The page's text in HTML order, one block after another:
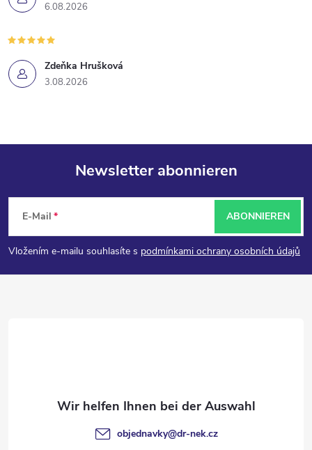
6.08.2026
Zdeňka Hrušková
3.08.2026
F
u
ß
Newsletter abonnieren
E-Mail
Vložením e-mailu souhlasíte s podmínkami ochrany osobních údajů
ABONNIEREN
objednavky@dr-nek.cz